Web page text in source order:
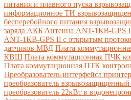
питания и плавного пуска
информационное ТИ
бесперебойного питания
заряда АКБ Антенна ANT-1КВ-GPS
ANT-1КВ-GPS II с открытым
датчиков МВД Плата
КВШ Плата коммутационная ПЧК
Плата коммутационная ПТК
Преобразователь интерфейса
преобразователь
преобразователь 22кВт в